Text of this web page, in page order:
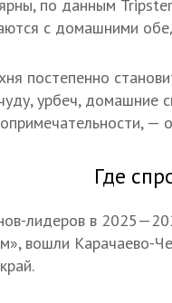
по данным
с домашними
постепенно
урбеч, домашние
—
Где
лидеров в
вошли Карачаево-